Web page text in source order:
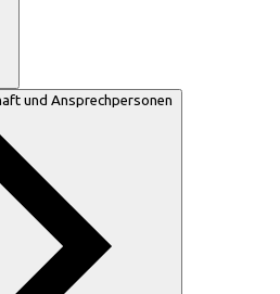
und Ansprechpersonen